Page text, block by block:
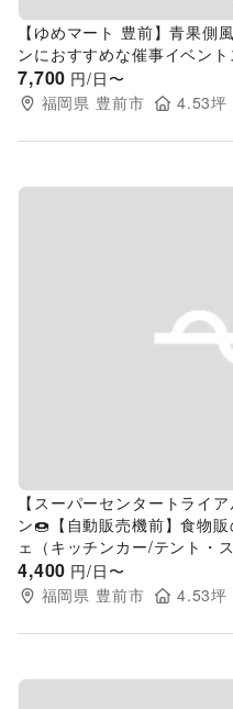
【ゆめマート 豊前】青果
ンにおすすめな催事イベント
7,700 円/日〜
福岡県 豊前市 4.53坪
Previous slide
【スーパーセンタートライ
ン🍩【自動販売機前】食物
ェ（キッチンカー/テント・ス
4,400 円/日〜
福岡県 豊前市 4.53坪